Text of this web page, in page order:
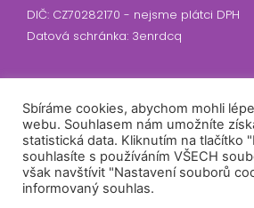
DIČ: CZ70282170 - nejsme plátci DPH
Datová schránka: 3enrdcq
Předseda: RNDr. Tomáš Řehák, Ph.D.
Číslo účtu: 2300910355/2010
Sbíráme cookies, abychom mohli
webu. Souhlasem nám umožníte
statistická data. Kliknutím na tlačítko
souhlasíte s používáním VŠECH
však navštívit "Nastavení souborů
informovaný souhlas.